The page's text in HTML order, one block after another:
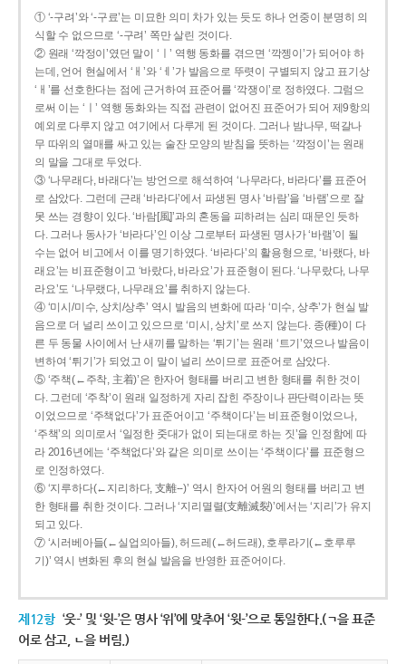
① ‘-구려’와 ‘-구료’는 미묘한 의미 차가 있는 듯도 하나 언중이 분명히 의
식할 수 없으므로 ‘-구려’ 쪽만 살린 것이다.
② 원래 ‘깍정이’였던 말이 ‘ㅣ’ 역행 동화를 겪으면 ‘깍젱이’가 되어야 하
는데, 언어 현실에서 ‘ㅐ’와 ‘ㅔ’가 발음으로 뚜렷이 구별되지 않고 표기상
‘ㅐ’를 선호한다는 점에 근거하여 표준어를 ‘깍쟁이’로 정하였다. 그럼으
로써 이는 ‘ㅣ’ 역행 동화와는 직접 관련이 없어진 표준어가 되어 제9항의
예외로 다루지 않고 여기에서 다루게 된 것이다. 그러나 밤나무, 떡갈나
무 따위의 열매를 싸고 있는 술잔 모양의 받침을 뜻하는 ‘깍정이’는 원래
의 말을 그대로 두었다.
③ ‘나무래다, 바래다’는 방언으로 해석하여 ‘나무라다, 바라다’를 표준어
로 삼았다. 그런데 근래 ‘바라다’에서 파생된 명사 ‘바람’을 ‘바램’으로 잘
못 쓰는 경향이 있다. ‘바람[風]’과의 혼동을 피하려는 심리 때문인 듯하
다. 그러나 동사가 ‘바라다’인 이상 그로부터 파생된 명사가 ‘바램’이 될
수는 없어 비고에서 이를 명기하였다. ‘바라다’의 활용형으로, ‘바랬다, 바
래요’는 비표준형이고 ‘바랐다, 바라요’가 표준형이 된다. ‘나무랐다, 나무
라요’도 ‘나무랬다, 나무래요’를 취하지 않는다.
④ ‘미시/미수, 상치/상추’ 역시 발음의 변화에 따라 ‘미수, 상추’가 현실 발
음으로 더 널리 쓰이고 있으므로 ‘미시, 상치’로 쓰지 않는다. 종(種)이 다
른 두 동물 사이에서 난 새끼를 말하는 ‘튀기’는 원래 ‘트기’였으나 발음이
변하여 ‘튀기’가 되었고 이 말이 널리 쓰이므로 표준어로 삼았다.
⑤ ‘주책(←주착, 主着)’은 한자어 형태를 버리고 변한 형태를 취한 것이
다. 그런데 ‘주착’이 원래 일정하게 자리 잡힌 주장이나 판단력이라는 뜻
이었으므로 ‘주책없다’가 표준어이고 ‘주책이다’는 비표준형이었으나,
‘주책’의 의미로서 ‘일정한 줏대가 없이 되는대로 하는 짓’을 인정함에 따
라 2016년에는 ‘주책없다’와 같은 의미로 쓰이는 ‘주책이다’를 표준형으
로 인정하였다.
⑥ ‘지루하다(←지리하다, 支離--)’ 역시 한자어 어원의 형태를 버리고 변
한 형태를 취한 것이다. 그러나 ‘지리멸렬(支離滅裂)’에서는 ‘지리’가 유지
되고 있다.
⑦ ‘시러베아들(←실업의아들), 허드레(←허드래), 호루라기(←호루루
기)’ 역시 변화된 후의 현실 발음을 반영한 표준어이다.
제12항 ‘웃-’ 및 ‘윗-’은 명사 ‘위’에 맞추어 ‘윗-’으로 통일한다.(ㄱ을 표준
어로 삼고, ㄴ을 버림.)